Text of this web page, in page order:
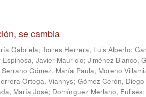
se cambia
Gabriela; Torres Herrera, Luis Alberto;
Espinosa, Javier Mauricio; Jiménez Blanco,
Serrano Gómez, María Paula; Moreno
Ortega, Viannys; Gómez Cerón,
María José; Domínguez Merlano, Eulises;